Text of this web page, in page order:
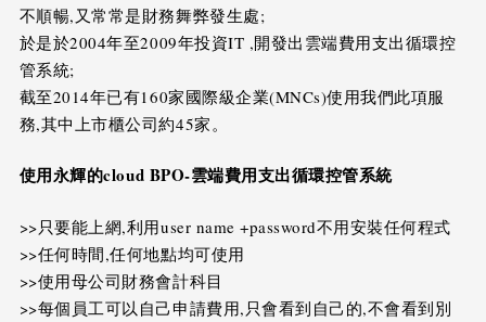
不順暢,又常常是財務舞弊發生處;
於是於2004年至2009年投資IT ,開發出雲端費用支出循環控
管系統;
截至2014年已有160家國際級企業(MNCs)使用我們此項服
務,其中上市櫃公司約45家。
使用永輝的cloud BPO-雲端費用支出循環控管系統
>>只要能上網,利用user name +password不用安裝任何程式
>>任何時間,任何地點均可使用
>>使用母公司財務會計科目
>>每個員工可以自己申請費用,只會看到自己的,不會看到別